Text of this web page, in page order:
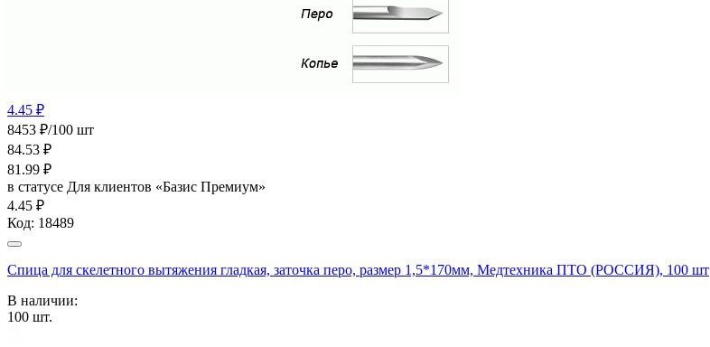
4.45 ₽
8453 ₽/100 шт
84.53 ₽
81.99 ₽
в статусе Для клиентов «Базис Премиум»
4.45 ₽
Код: 18489
Спица для скелетного вытяжения гладкая, заточка перо, размер 1,5*170мм, Медтехника ПТО (РОССИЯ), 100 шт
В наличии:
100 шт.